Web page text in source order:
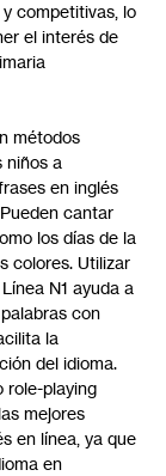
competitivas, lo
el interés de
métodos
niños a
en inglés
cantar
los días de la
colores. Utilizar
N1 ayuda a
con
la
del idioma.
role-playing
mejores
en línea, ya que
en